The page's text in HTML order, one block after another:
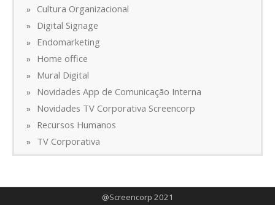
Cultura Organizacional
Digital Signage
Endomarketing
Home office
Mural Digital
Novidades App de Comunicação Interna
Novidades TV Corporativa Screencorp
Recursos Humanos
TV Corporativa
@Screencorp 2021